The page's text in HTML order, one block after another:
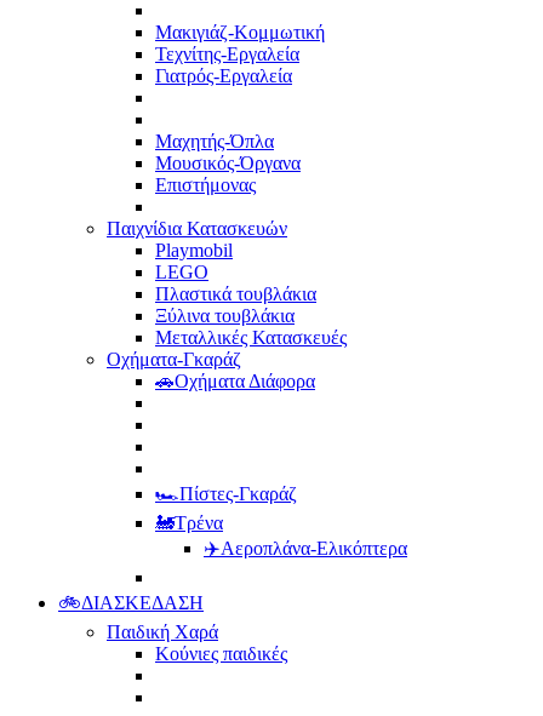
Μακιγιάζ-Κομμωτική
Τεχνίτης-Εργαλεία
Γιατρός-Εργαλεία
Μαχητής-Όπλα
Μουσικός-Όργανα
Επιστήμονας
Παιχνίδια Κατασκευών
Playmobil
LEGO
Πλαστικά τουβλάκια
Ξύλινα τουβλάκια
Μεταλλικές Κατασκευές
Οχήματα-Γκαράζ
🚗Οχήματα Διάφορα
🏎️Πίστες-Γκαράζ
🚂Τρένα
✈️Αεροπλάνα-Ελικόπτερα
🚲ΔΙΑΣΚΕΔΑΣΗ
Παιδική Χαρά
Κούνιες παιδικές